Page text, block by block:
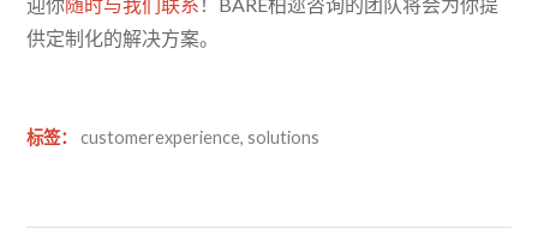
供定制化的解决方案。
标签： customerexperience,solutions